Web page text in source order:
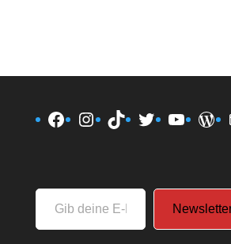
Facebook
Instagram
TikTokTwitter
deine
E-